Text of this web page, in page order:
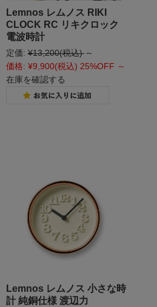
Lemnos レムノス RIKI
CLOCK RC リキクロック
電波時計
定価: ¥13,200(税込) ～
価格: ¥9,900(税込) 25%OFF ～
在庫を確認する
Lemnos レムノス 小さな時
計 純銅仕様 渡辺力